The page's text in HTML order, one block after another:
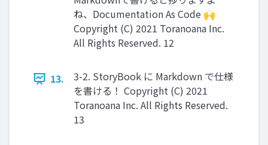
ね、Documentation As Code 🙌
Copyright (C) 2021 Toranoana Inc.
All Rights Reserved. 12
13.
3-2. StoryBook に Markdown で仕様
を書ける！ Copyright (C) 2021
Toranoana Inc. All Rights Reserved.
13